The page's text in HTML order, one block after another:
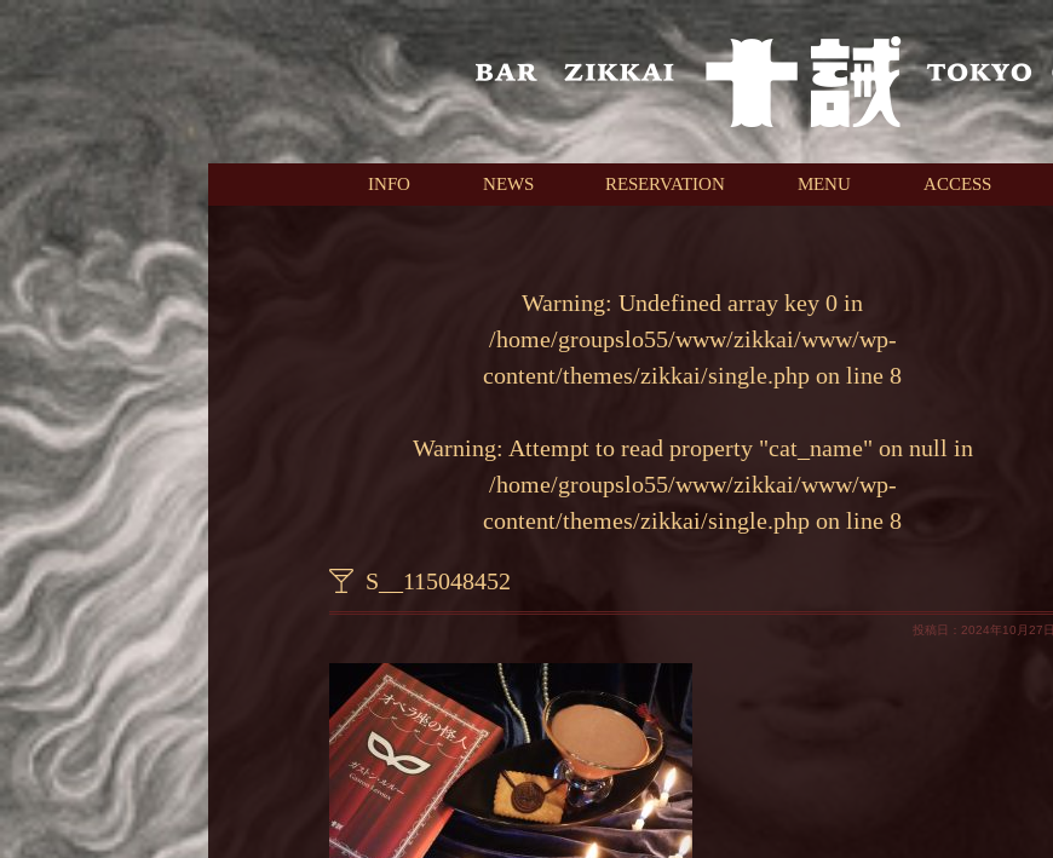
本文へスキップ
INFO NEWS RESERVATION MENU ACCESS
Warning: Undefined array key 0 in
/home/groupslo55/www/zikkai/www/wp-
content/themes/zikkai/single.php on line 8
Warning: Attempt to read property "cat_name" on null in
/home/groupslo55/www/zikkai/www/wp-
content/themes/zikkai/single.php on line 8
S__115048452
投稿日：2024年10月27日